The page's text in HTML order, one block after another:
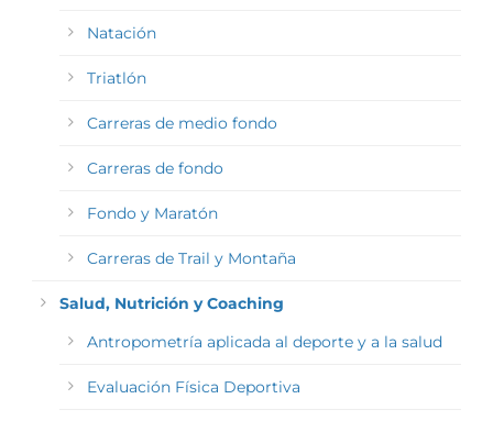
Natación
Triatlón
Carreras de medio fondo
Carreras de fondo
Fondo y Maratón
Carreras de Trail y Montaña
Salud, Nutrición y Coaching
Antropometría aplicada al deporte y a la salud
Evaluación Física Deportiva